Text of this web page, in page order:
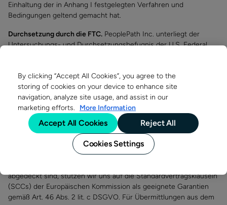
Einhaltung der in Anhang I festgelegten Verfahren und
Bedingungen geltend gemacht hat.
Durchsetzung durch die FTC. PeoplePath Inc. unterliegt der
Untersuchungs- und Durchsetzungsbefugnis der U.S. Federal
Offenlegung gegenüber Behörden. PeoplePath Inc. kann
verpflichtet sein, personenbezogene Daten auf rechtmäßige
Anfragen von Behörden offenzulegen, einschließlich zur Erfüllung
von Anforderungen der nationalen Sicherheit oder
Strafverfolgung.
9.3 Standardvertragsklauseln
Soweit Übermittlungen in Länder außerhalb des EU/EWR nicht
abgedeckt sind, stützen wir uns auf die Standardvertragsklauseln
(SCCs) der Europäischen Kommission als geeignete Garantien
gemäß Art. 46 Abs. 2 lit. c DSGVO. Für Übermittlungen aus dem
By clicking “Accept All Cookies”, you agree to the
storing of cookies on your device to enhance site
navigation, analyze site usage, and assist in our
marketing efforts.
More Information
Accept All Cookies Reject All
Cookies Settings